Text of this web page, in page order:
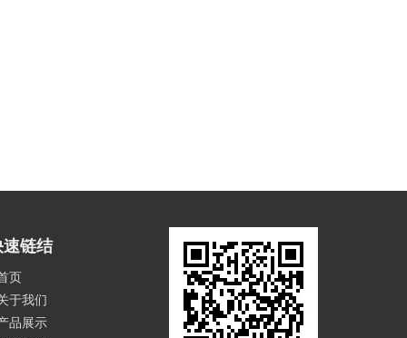
速链结
页
于我们
品展示